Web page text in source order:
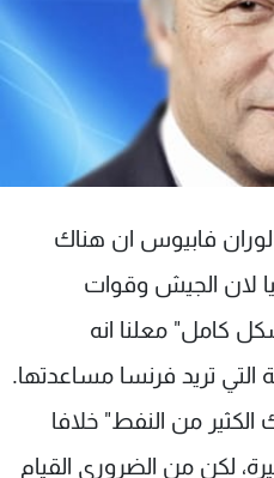
لوران فابيوس ان هناك
لان الجيش وقوات
كامل" معلنا انه
التي تريد فرنسا مساعدتها.
الكثير من النفط" خلافا
لكن من الضروري القيام
معنا
الإسـتخدام
الخصوصية